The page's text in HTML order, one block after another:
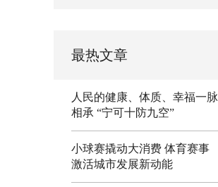
最热文章
人民的健康、体质、幸福一脉
相承 “宁可十防九空”
小球赛撬动大消费 体育赛事
激活城市发展新动能